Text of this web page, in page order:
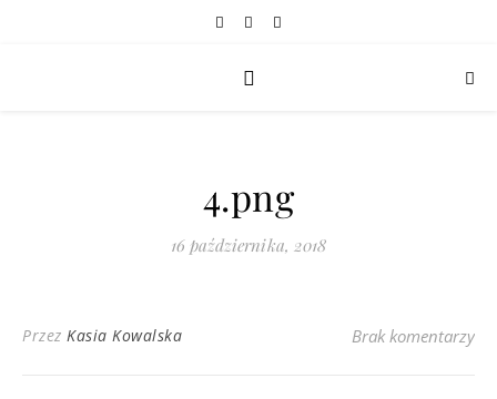
4.png
16 października, 2018
Przez Kasia Kowalska Brak komentarzy